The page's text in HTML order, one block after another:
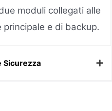
moduli collegati alle
principale e di backup.
Sicurezza